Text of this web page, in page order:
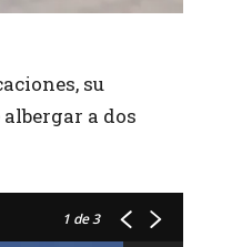
su
a dos
1 de 3